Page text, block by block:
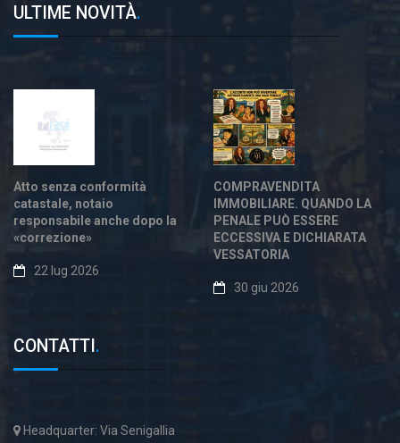
ULTIME NOVITÀ.
Atto senza conformità
catastale, notaio
responsabile anche dopo la
«correzione»
22 lug 2026
COMPRAVENDITA
IMMOBILIARE. QUANDO LA
PENALE PUÒ ESSERE
ECCESSIVA E DICHIARATA
VESSATORIA
30 giu 2026
CONTATTI .
Headquarter: Via Senigallia